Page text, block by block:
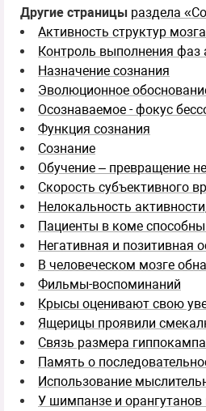
Другие страницы раздела
Активность структур
Контроль выполнения
Назначение сознания
Эволюционное
Осознаваемое - фокус
Функция сознания
Сознание
Обучение – превращение
Скорость субъективного
Нелокальность
Пациенты в коме
Негативная и позитивная
В человеческом мозге
Фильмы-воспоминаний
Крысы оценивают свою
Ящерицы проявили
Связь размера
Память о
Использование
У шимпанзе и